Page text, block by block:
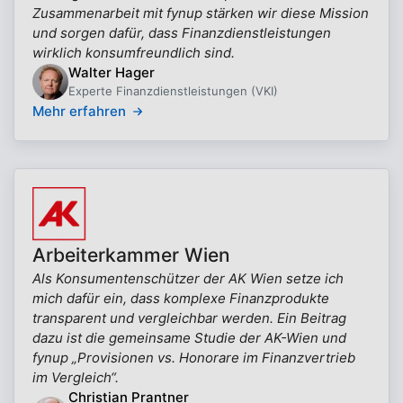
Zusammenarbeit mit fynup stärken wir diese Mission
und sorgen dafür, dass Finanzdienstleistungen
wirklich konsumfreundlich sind.
Walter Hager
Experte Finanzdienstleistungen (VKI)
Mehr erfahren
Arbeiterkammer Wien
Als Konsumentenschützer der AK Wien setze ich
mich dafür ein, dass komplexe Finanzprodukte
transparent und vergleichbar werden. Ein Beitrag
dazu ist die gemeinsame Studie der AK-Wien und
fynup „Provisionen vs. Honorare im Finanzvertrieb
im Vergleich“.
Christian Prantner